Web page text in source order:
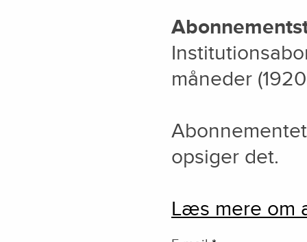
måneder
opsiger det.
Læs mere om